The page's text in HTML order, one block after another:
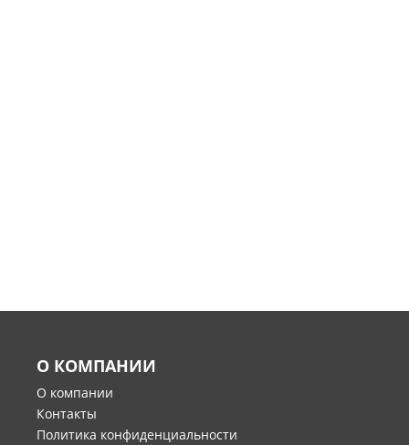
О КОМПАНИИ
О компании
Контакты
Политика конфиденциальности